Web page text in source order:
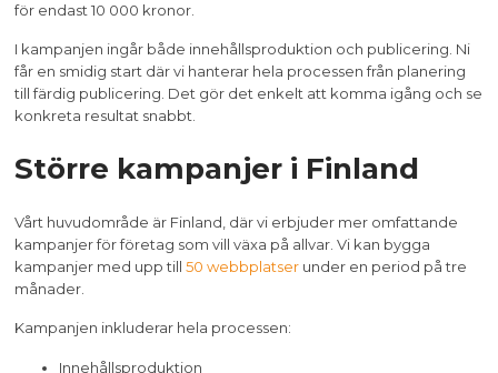
för endast 10 000 kronor.
I kampanjen ingår både innehållsproduktion och publicering. Ni
får en smidig start där vi hanterar hela processen från planering
till färdig publicering. Det gör det enkelt att komma igång och se
konkreta resultat snabbt.
Större kampanjer i Finland
Vårt huvudområde är Finland, där vi erbjuder mer omfattande
kampanjer för företag som vill växa på allvar. Vi kan bygga
kampanjer med upp till50 webbplatser under en period på tre
månader.
Kampanjen inkluderar hela processen:
Innehållsproduktion